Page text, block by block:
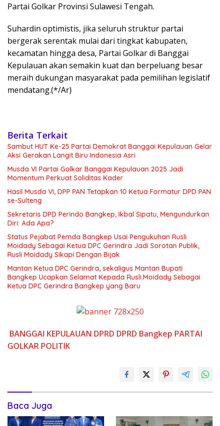
Partai Golkar Provinsi Sulawesi Tengah.
Suhardin optimistis, jika seluruh struktur partai
bergerak serentak mulai dari tingkat kabupaten,
kecamatan hingga desa, Partai Golkar di Banggai
Kepulauan akan semakin kuat dan berpeluang besar
meraih dukungan masyarakat pada pemilihan legislatif
mendatang.(*/Ar)
Berita Terkait
Sambut HUT Ke-25 Partai Demokrat Banggai Kepulauan Gelar
Aksi Gerakan Langit Biru Indonesia Asri
Musda VI Partai Golkar Banggai Kepulauan 2025 Jadi
Momentum Perkuat Soliditas Kader
Hasil Musda VI, DPP PAN Tetapkan 10 Ketua Formatur DPD PAN
se-Sulteng
Sekretaris DPD Perindo Bangkep, Ikbal Sipatu, Mengundurkan
Diri: Ada Apa?
Status Pejabat Pemda Bangkep Usai Pengukuhan Rusli
Moidady Sebagai Ketua DPC Gerindra Jadi Sorotan Publik,
Rusli Moidady Sikapi Dengan Bijak
Mantan Ketua DPC Gerindra, sekaligus Mantan Bupati
Bangkep Ucapkan Selamat Kepada Rusli.Moidady Sebagai
Ketua DPC Gerindra Bangkep yang Baru
BANGGAI KEPULAUAN DPRD DPRD Bangkep PARTAI
GOLKAR POLITIK
Baca Juga